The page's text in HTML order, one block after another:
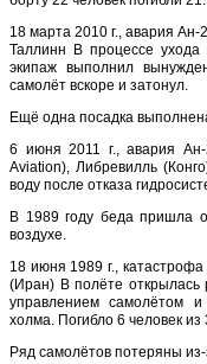
18 марта 2010 г., авария
Таллинн В процессе ухода
экипаж выполнил
самолёт вскоре и затонул.
Ещё одна посадка
6 июня 2011 г., авария
Aviation), Либревилль
воду после отказа
В 1989 году беда пришла
воздухе.
18 июня 1989 г.,
(Иран) В полёте открылась
управлением самолётом
холма. Погибло 6 человек
Ряд самолётов потеряны